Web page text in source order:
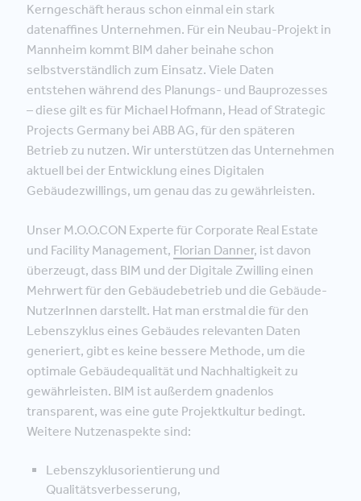
Kerngeschäft heraus schon einmal ein stark
datenaffines Unternehmen. Für ein Neubau-Projekt in
Mannheim kommt BIM daher beinahe schon
selbstverständlich zum Einsatz. Viele Daten
entstehen während des Planungs- und Bauprozesses
– diese gilt es für Michael Hofmann, Head of Strategic
Projects Germany bei ABB AG, für den späteren
Betrieb zu nutzen. Wir unterstützen das Unternehmen
aktuell bei der Entwicklung eines Digitalen
Gebäudezwillings, um genau das zu gewährleisten.
Unser M.O.O.CON Experte für Corporate Real Estate
und Facility Management, Florian Danner, ist davon
überzeugt, dass BIM und der Digitale Zwilling einen
Mehrwert für den Gebäudebetrieb und die Gebäude-
NutzerInnen darstellt. Hat man erstmal die für den
Lebenszyklus eines Gebäudes relevanten Daten
generiert, gibt es keine bessere Methode, um die
optimale Gebäudequalität und Nachhaltigkeit zu
gewährleisten. BIM ist außerdem gnadenlos
transparent, was eine gute Projektkultur bedingt.
Weitere Nutzenaspekte sind:
Lebenszyklusorientierung und
Qualitätsverbesserung,